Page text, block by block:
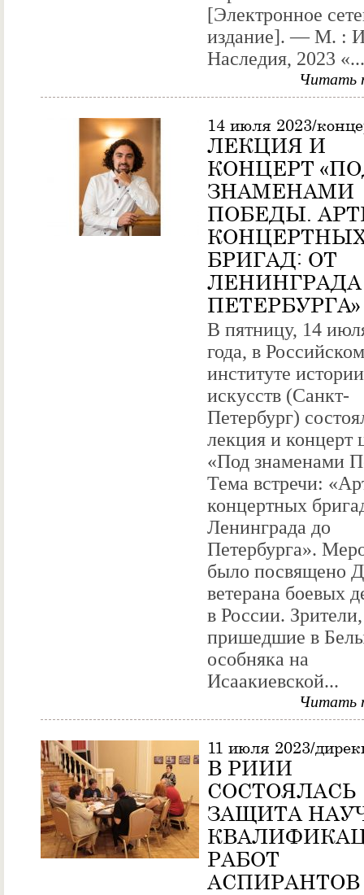
[Электронное
издание]. — М. :
Наследия, 2023 «...
Читать
14 июля 2023/
ЛЕКЦИЯ И
КОНЦЕРТ
ЗНАМЕНАМИ
ПОБЕДЫ.
БРИГАД: ОТ
ПЕТЕРБУРГА»
В пятницу, 14
года, в Российском
институте истории
искусств (Санкт-
Петербург)
лекция и концерт
«Под знаменами
Тема встречи:
концертных
Ленинграда до
Петербурга».
было посвящено
ветерана боевых
в России. Зрители,
пришедшие в
особняка на
Исаакиевской...
Читать
11 июля 2023/
В РИИИ
СОСТОЯЛАСЬ
ЗАЩИТА
РАБОТ
АСПИРАНТОВ